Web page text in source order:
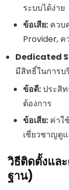
ระบบได้ง่าย
ข้อเสีย: ควบ
Provider,
Dedicated
มีสิทธิ์ในการบ
ข้อดี:ประสิ
ต้องการ
ข้อเสีย: ค่าใ
เชี่ยวชาญดู
วิธีติดตั้งแล
ฐาน)